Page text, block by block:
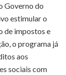
Governo do
estimular o
de impostos e
o programa já
aos
sociais com